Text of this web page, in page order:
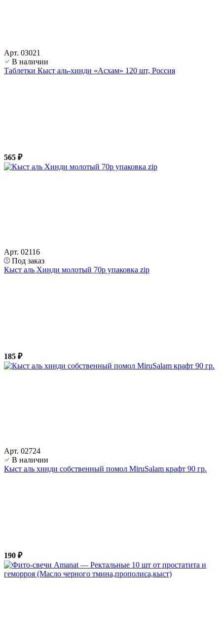
Арт. 03021
В наличии
Таблетки Кыст аль-хинди «Асхам» 120 шт, Россия
565 ₽
Арт. 02116
Под заказ
Кыст аль Хинди молотый 70р упаковка zip
185 ₽
Арт. 02724
В наличии
Кыст аль хинди собственный помол MiruSalam крафт 90 гр.
190 ₽